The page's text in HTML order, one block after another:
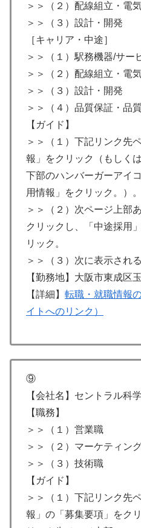
＞＞（２）配線組立・電
＞＞（３）設計・開発
［キャリア・中途］
＞＞（１）駅務機器/サー
＞＞（２）配線組立・電
＞＞（３）設計・開発
＞＞（４）品質保証・品
【ガイド】
＞＞（１）下記リンク先
報」をクリック（もしく
下部のハンバーガーアイ
用情報」をクリック。）。
＞＞（２）次ページ上部
クリックし、「中途採用
リック。
＞＞（３）次に表示され
【勤務地】大阪市東成区
【詳細】 転職・就職情報
イトへのリンク）
⑨
【会社名】セントラル科
【職務】
＞＞（１）営業職
＞＞（２）マーケティン
＞＞（３）技術職
【ガイド】
＞＞（１）下記リンク先
報」の「募集要項」をク